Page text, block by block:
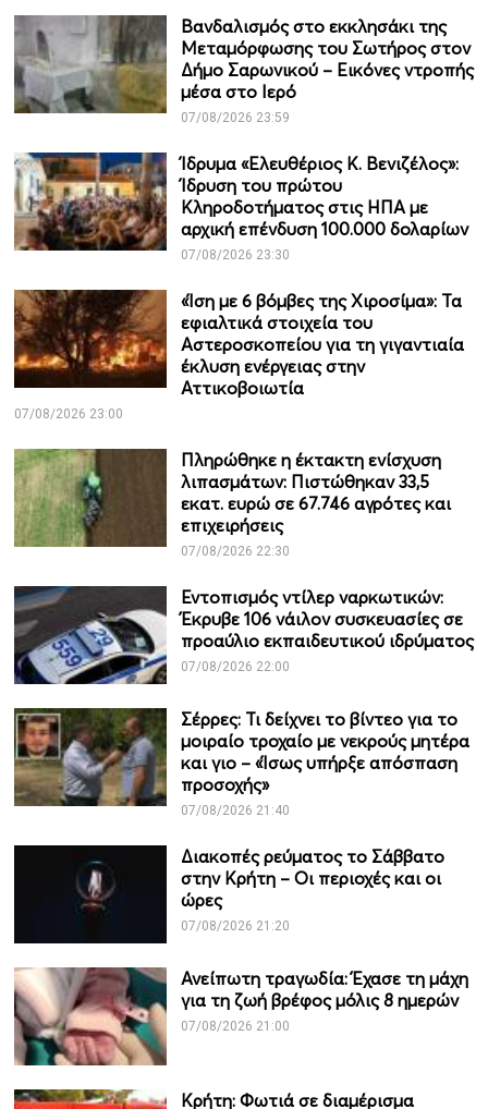
Βανδαλισμός στο εκκλησάκι της
Μεταμόρφωσης του Σωτήρος στον
Δήμο Σαρωνικού – Εικόνες ντροπής
μέσα στο Ιερό
07/08/2026 23:59
Ίδρυμα «Ελευθέριος Κ. Βενιζέλος»:
Ίδρυση του πρώτου
Κληροδοτήματος στις ΗΠΑ με
αρχική επένδυση 100.000 δολαρίων
07/08/2026 23:30
«Ίση με 6 βόμβες της Χιροσίμα»: Τα
εφιαλτικά στοιχεία του
Αστεροσκοπείου για τη γιγαντιαία
έκλυση ενέργειας στην
Αττικοβοιωτία
07/08/2026 23:00
Πληρώθηκε η έκτακτη ενίσχυση
λιπασμάτων: Πιστώθηκαν 33,5
εκατ. ευρώ σε 67.746 αγρότες και
επιχειρήσεις
07/08/2026 22:30
Εντοπισμός ντίλερ ναρκωτικών:
Έκρυβε 106 νάιλον συσκευασίες σε
προαύλιο εκπαιδευτικού ιδρύματος
07/08/2026 22:00
Σέρρες: Τι δείχνει το βίντεο για το
μοιραίο τροχαίο με νεκρούς μητέρα
και γιο – «Ίσως υπήρξε απόσπαση
προσοχής»
07/08/2026 21:40
Διακοπές ρεύματος το Σάββατο
στην Κρήτη – Οι περιοχές και οι
ώρες
07/08/2026 21:20
Ανείπωτη τραγωδία: Έχασε τη μάχη
για τη ζωή βρέφος μόλις 8 ημερών
07/08/2026 21:00
Κρήτη: Φωτιά σε διαμέρισμα